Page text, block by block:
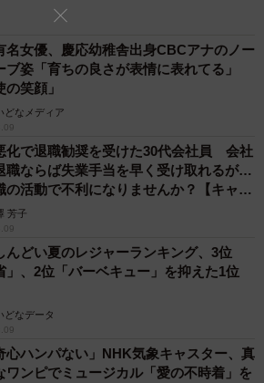
センスと、それを実現してくれたお
相まって、笑いと満腹感を届ける最
ね。
しくなります🍱✨
ー変更を行ないます。
ます！！！
当 淡路総本店
名女優、慶応幼稚舎出身CBCアナのノー
ブ姿「育ちの良さが表情に表れてる」
の笑顔」
どなメディア
化で退職勧奨を受けた30代会社員 会社
職ならば失業手当を早く受け取れるが…
の活動で不利になりませんか？【キャリ
ンセラーが解説】
芳子
んどい夏のレジャーランキング、3位
」、2位「バーベキュー」を抑えた1位
どなデータ
心ハンパない」NHK気象キャスター、真
ワンピでミュージカル「愛の不時着」を